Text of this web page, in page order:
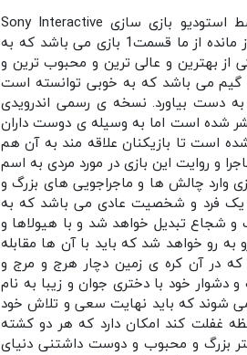
بازی The Last of Us 1 + Mod آخرین بازمانده از ما 1 مود شده در سبک اکشن توسط استودیو بازی سازی Sony Interactive
Entertainment در وبسایت منو مود به صورت رایگان برای اندروید منتشر شد .بازی آخرین باز مانده از ما قسمت1 بازی می باشد که به
بهترین و عالی ترین و محبوب ترین و
گیم می باشد که به خوبی توانسته است
به دست بیاورد. نسخه ی رسمی اندرویدی
شده است اما به وسیله ی دوست داران
است تا بازیکنان علاقه مند به آن هم
و روایت این بازی در مورد مردی به اسم
وارد چالش ها و ماجراجویی های بزرگ و
یک فرد و شخصیت عادی می باشد که به
و شجاع تبدیل خواهد شد و با هیولاها و
محیط و فضای بزرگ این بازی لست آف اس 1 وجود دارند رو به رو خواهد شد که باید با آن ها مقابله
خواهد افتاد که در آن کره ی زمین دچار هرج و مرج و
خود با دختری جوان و زیبا به نام
شوند که باید نهایت سعی و تلاش خود
غفلت کند امکان دارد که هر دو کشته
بزرگ و محبوب و دوست داشتنی دنیای